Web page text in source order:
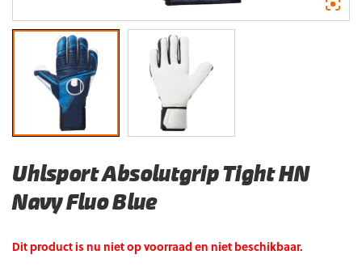
Uhlsport Absolutgrip Tight HN
Navy Fluo Blue
Dit product is nu niet op voorraad en niet beschikbaar.